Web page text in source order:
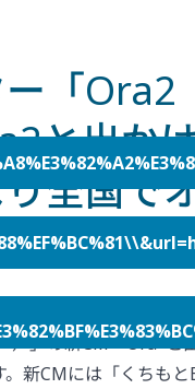
「Ora2
と出か
全国で
）」の新CM「Ora2と
。新CMには「くちも